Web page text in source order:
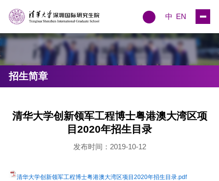
中 EN
招生简章
清华大学创新领军工程博士粤港澳大湾区项
目2020年招生目录
发布时间：2019-10-12
清华大学创新领军工程博士粤港澳大湾区项目2020年招生目录.pdf